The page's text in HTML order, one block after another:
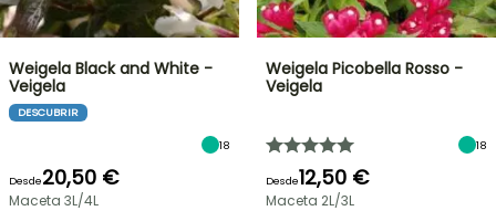
Weigela Black and White -
Veigela
DESCUBRIR
18
Desde20,50 €
Maceta 3L/4L
Weigela Picobella Rosso -
Veigela
18
Desde12,50 €
Maceta 2L/3L